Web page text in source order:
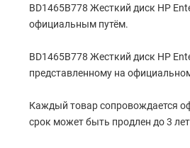
BD1465B778 Жесткий диск HP
официальным путём.
BD1465B778 Жесткий диск HP
представленному на
Каждый товар сопровождается
срок может быть продлен до 3